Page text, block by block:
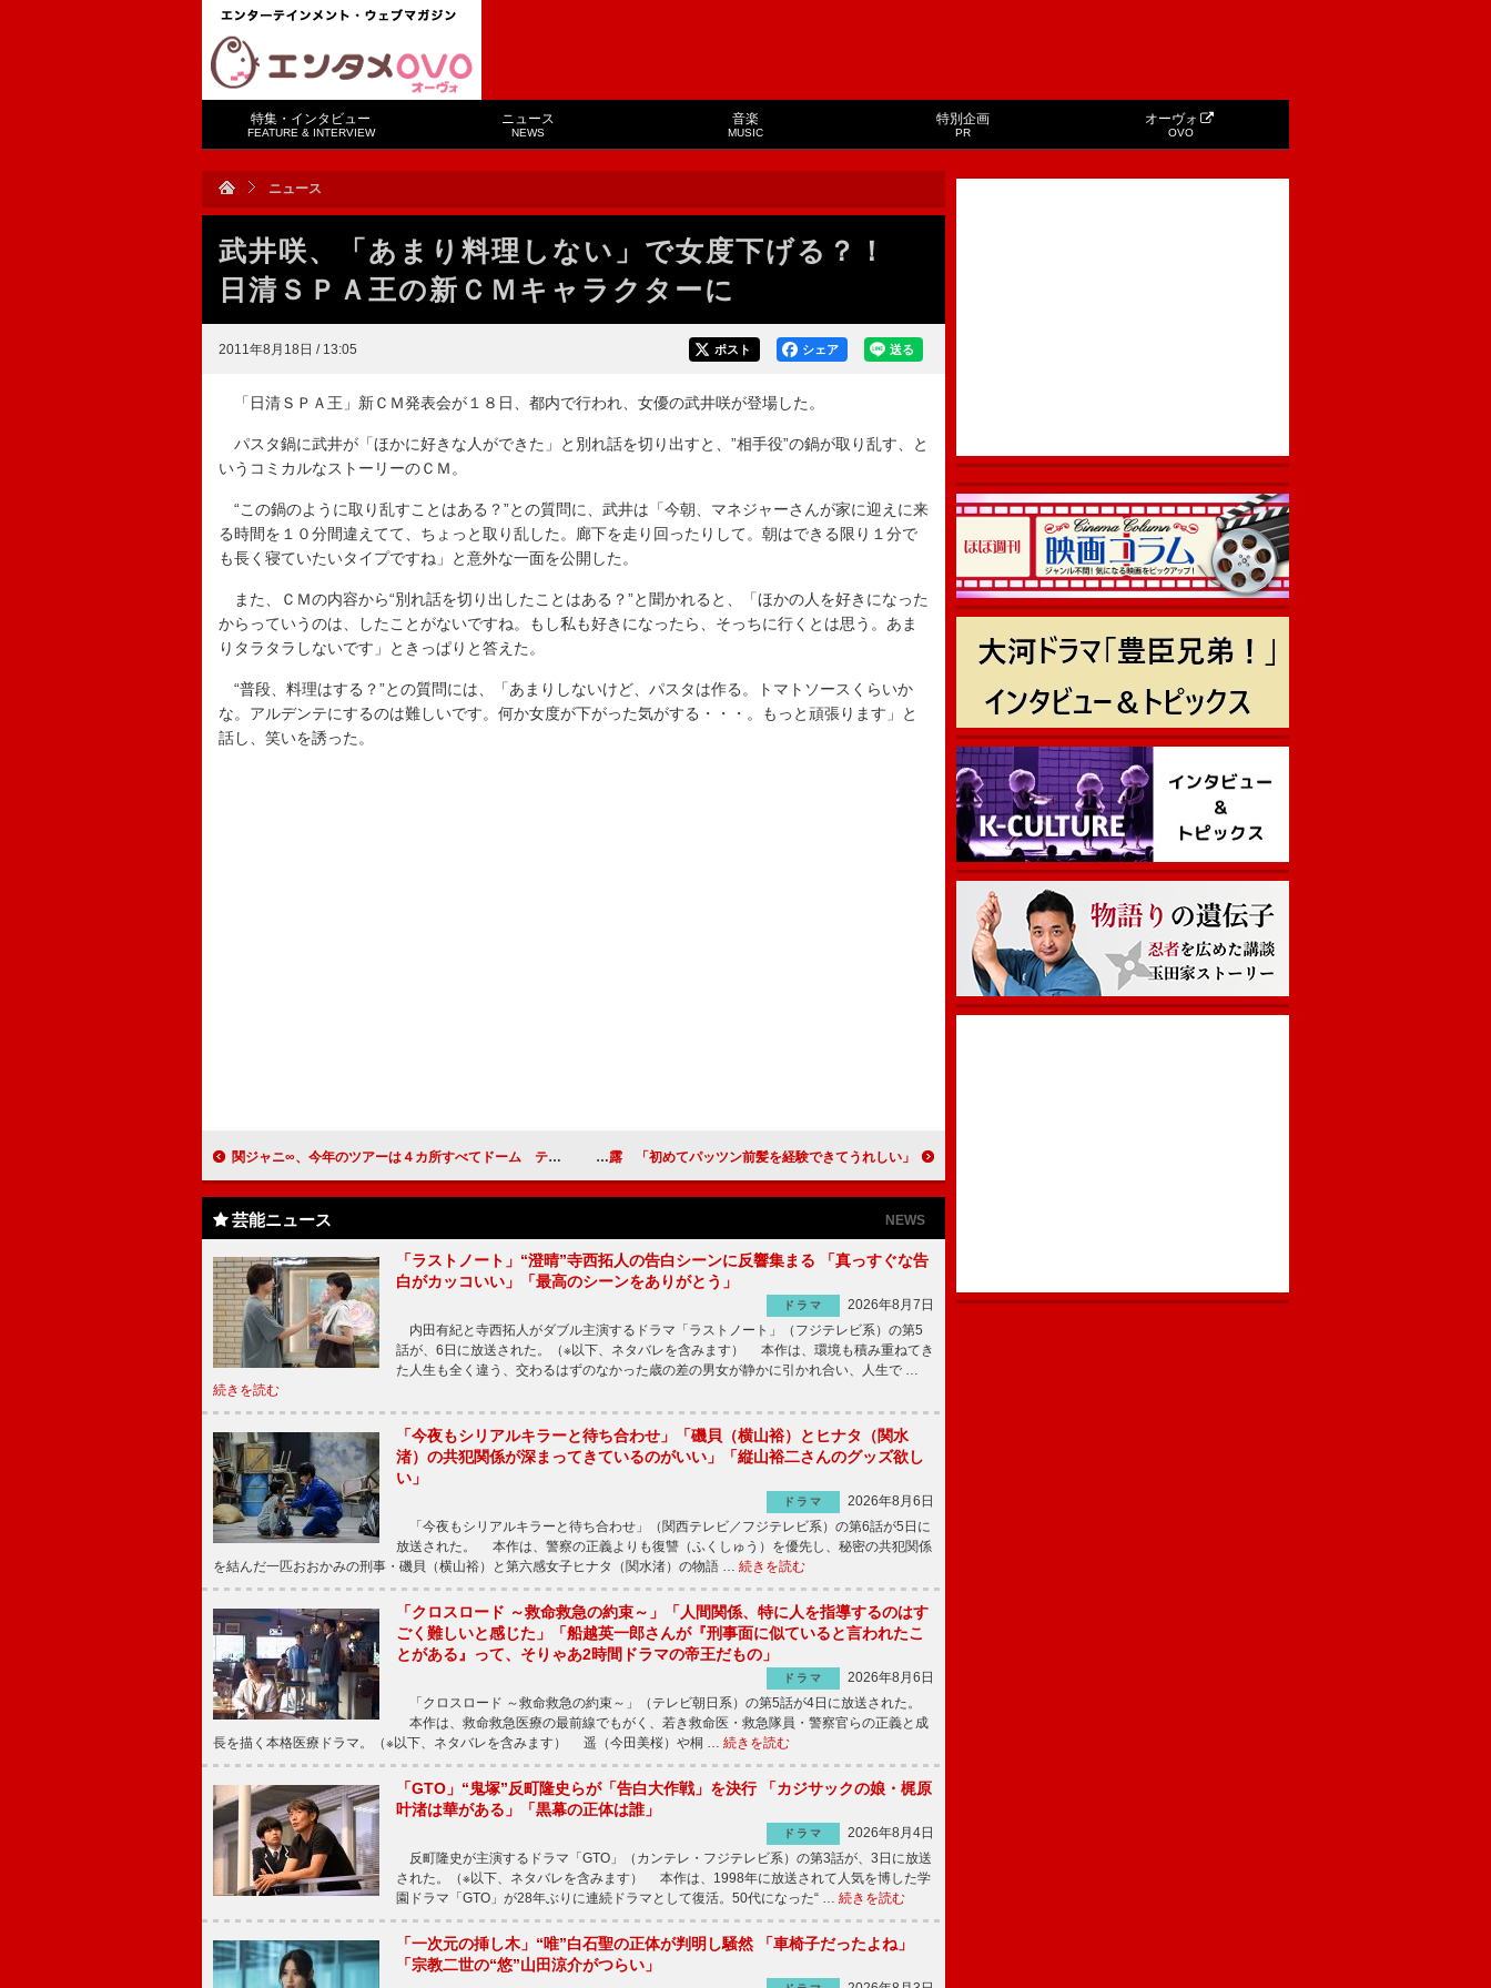
特集・インタビュー
FEATURE & INTERVIEW
ニュース
NEWS
音楽
MUSIC
特別企画
PR
オーヴォ
OVO
ニュース
武井咲、「あまり料理しない」で女度下げる？！
日清ＳＰＡ王の新ＣＭキャラクターに
2011年8月18日 / 13:05 送る
シェア
ポスト
「日清ＳＰＡ王」新ＣＭ発表会が１８日、都内で行われ、女優の武井咲が登場した。
パスタ鍋に武井が「ほかに好きな人ができた」と別れ話を切り出すと、”相手役”の鍋が取り乱す、と
いうコミカルなストーリーのＣＭ。
“この鍋のように取り乱すことはある？”との質問に、武井は「今朝、マネジャーさんが家に迎えに来
る時間を１０分間違えてて、ちょっと取り乱した。廊下を走り回ったりして。朝はできる限り１分で
も長く寝ていたいタイプですね」と意外な一面を公開した。
また、ＣＭの内容から“別れ話を切り出したことはある？”と聞かれると、「ほかの人を好きになった
からっていうのは、したことがないですね。もし私も好きになったら、そっちに行くとは思う。あま
りタラタラしないです」ときっぱりと答えた。
“普段、料理はする？”との質問には、「あまりしないけど、パスタは作る。トマトソースくらいか
な。アルデンテにするのは難しいです。何か女度が下がった気がする・・・。もっと頑張ります」と
話し、笑いを誘った。
関ジャニ∞、今年のツアーは４カ所すべてドーム テレビ番組「関ジャニの仕分け∞」はゴールデン進出 田原俊彦の娘・綾乃美花、コスプレ姿を披露 「初めてパッツン前髪を経験できてうれしい」
芸能ニュース NEWS
「ラストノート」“澄晴”寺西拓人の告白シーンに反響集まる 「真っすぐな告
白がカッコいい」「最高のシーンをありがとう」
ドラマ
2026年8月7日
内田有紀と寺西拓人がダブル主演するドラマ「ラストノート」（フジテレビ系）の第5
話が、6日に放送された。（※以下、ネタバレを含みます） 本作は、環境も積み重ねてき
た人生も全く違う、交わるはずのなかった歳の差の男女が静かに引かれ合い、人生で …
続きを読む
「今夜もシリアルキラーと待ち合わせ」「磯貝（横山裕）とヒナタ（関水
渚）の共犯関係が深まってきているのがいい」「縦山裕二さんのグッズ欲し
い」
ドラマ
2026年8月6日
「今夜もシリアルキラーと待ち合わせ」（関西テレビ／フジテレビ系）の第6話が5日に
放送された。 本作は、警察の正義よりも復讐（ふくしゅう）を優先し、秘密の共犯関係
を結んだ一匹おおかみの刑事・磯貝（横山裕）と第六感女子ヒナタ（関水渚）の物語 … 続きを読む
「クロスロード ～救命救急の約束～」「人間関係、特に人を指導するのはす
ごく難しいと感じた」「船越英一郎さんが『刑事面に似ていると言われたこ
とがある』って、そりゃあ2時間ドラマの帝王だもの」
ドラマ
2026年8月6日
「クロスロード ～救命救急の約束～」（テレビ朝日系）の第5話が4日に放送された。
本作は、救命救急医療の最前線でもがく、若き救命医・救急隊員・警察官らの正義と成
長を描く本格医療ドラマ。（※以下、ネタバレを含みます） 遥（今田美桜）や桐 … 続きを読む
「GTO」“鬼塚”反町隆史らが「告白大作戦」を決行 「カジサックの娘・梶原
叶渚は華がある」「黒幕の正体は誰」
ドラマ
2026年8月4日
反町隆史が主演するドラマ「GTO」（カンテレ・フジテレビ系）の第3話が、3日に放送
された。（※以下、ネタバレを含みます） 本作は、1998年に放送されて人気を博した学
園ドラマ「GTO」が28年ぶりに連続ドラマとして復活。50代になった“ … 続きを読む
「一次元の挿し木」“唯”白石聖の正体が判明し騒然 「車椅子だったよね」
「宗教二世の“悠”山田涼介がつらい」